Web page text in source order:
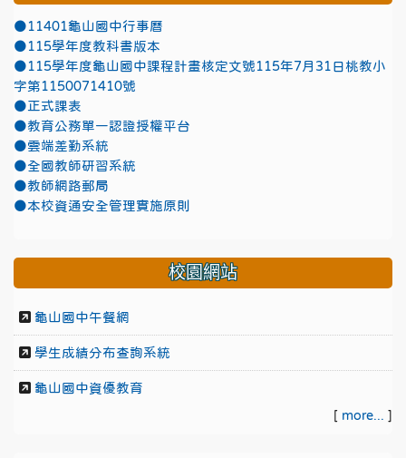
●11401龜山國中行事曆
●115學年度教科書版本
●115學年度龜山國中課程計畫核定文號115年7月31日桃教小
字第1150071410號
●正式課表
●教育公務單一認證授權平台
●雲端差勤系統
●全國教師研習系統
●教師網路郵局
●本校資通安全管理實施原則
校園網站
龜山國中午餐網
學生成績分布查詢系統
龜山國中資優教育
[ more... ]